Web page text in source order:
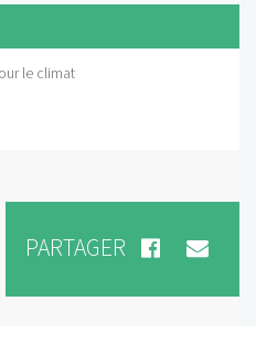
le climat
PARTAGER